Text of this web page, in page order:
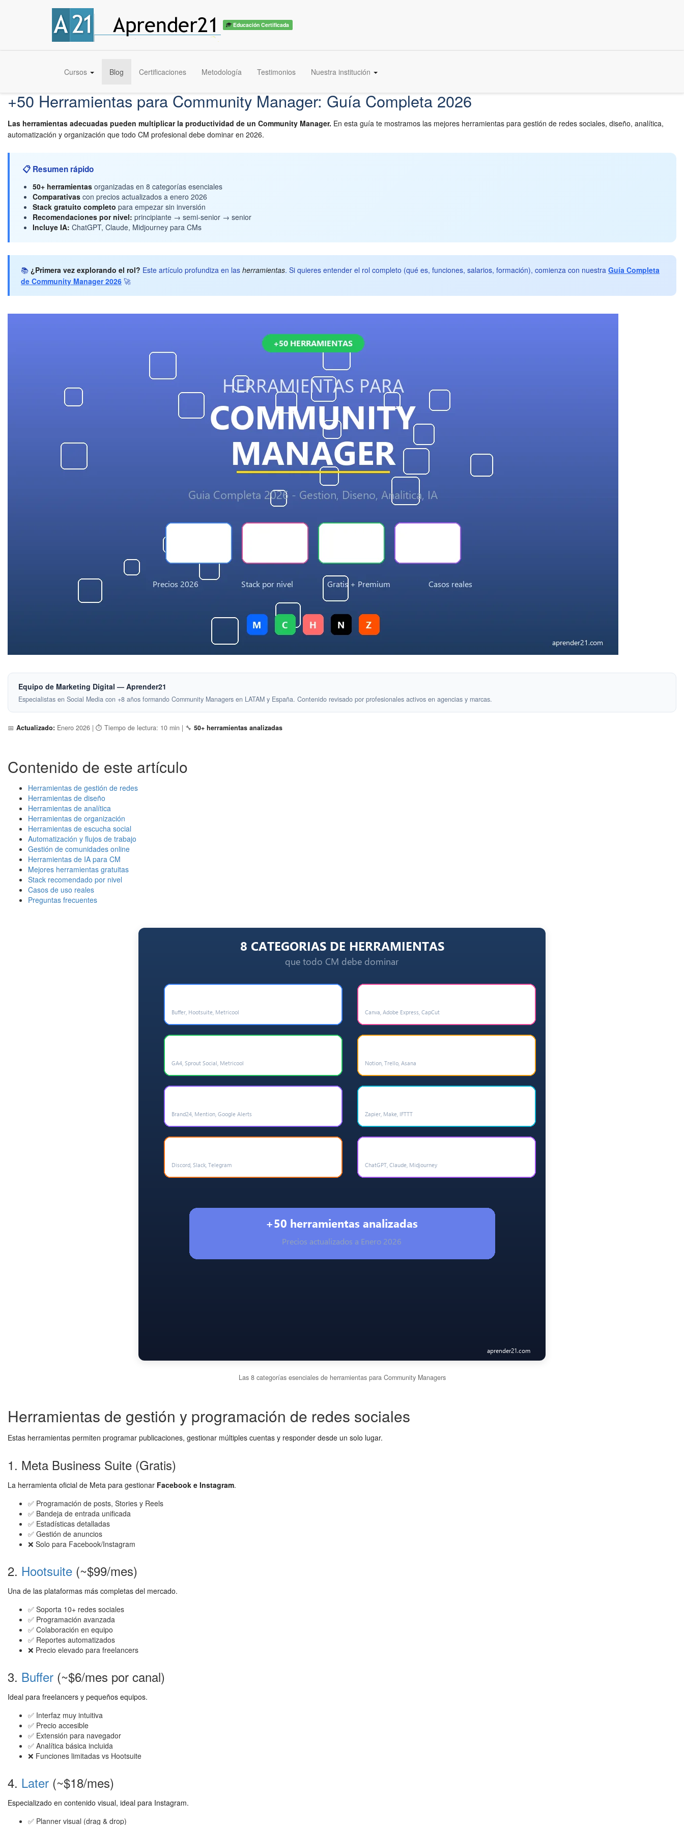
Educación Certificada
Cursos Blog Certificaciones Metodología Testimonios Nuestra institución
+50 Herramientas para Community Manager: Guía Completa 2026
Las herramientas adecuadas pueden multiplicar la productividad de un Community Manager. En esta guía te mostramos las mejores herramientas para gestión de redes sociales, diseño, analítica,
automatización y organización que todo CM profesional debe dominar en 2026.
📋 Resumen rápido
50+ herramientas organizadas en 8 categorías esenciales
Comparativas con precios actualizados a enero 2026
Stack gratuito completo para empezar sin inversión
Recomendaciones por nivel: principiante → semi-senior → senior
Incluye IA: ChatGPT, Claude, Midjourney para CMs
📚 ¿Primera vez explorando el rol? Este artículo profundiza en las herramientas. Si quieres entender el rol completo (qué es, funciones, salarios, formación), comienza con nuestra Guía Completa
de Community Manager 2026 🚀
Equipo de Marketing Digital — Aprender21
Especialistas en Social Media con +8 años formando Community Managers en LATAM y España. Contenido revisado por profesionales activos en agencias y marcas.
📅 Actualizado: Enero 2026 | ⏱️ Tiempo de lectura: 10 min | 🔧 50+ herramientas analizadas
Contenido de este artículo
Herramientas de gestión de redes
Herramientas de diseño
Herramientas de analítica
Herramientas de organización
Herramientas de escucha social
Automatización y flujos de trabajo
Gestión de comunidades online
Herramientas de IA para CM
Mejores herramientas gratuitas
Stack recomendado por nivel
Casos de uso reales
Preguntas frecuentes
Las 8 categorías esenciales de herramientas para Community Managers
Herramientas de gestión y programación de redes sociales
Estas herramientas permiten programar publicaciones, gestionar múltiples cuentas y responder desde un solo lugar.
1. Meta Business Suite (Gratis)
La herramienta oficial de Meta para gestionar Facebook e Instagram.
✅ Programación de posts, Stories y Reels
✅ Bandeja de entrada unificada
✅ Estadísticas detalladas
✅ Gestión de anuncios
❌ Solo para Facebook/Instagram
2. Hootsuite (~$99/mes)
Una de las plataformas más completas del mercado.
✅ Soporta 10+ redes sociales
✅ Programación avanzada
✅ Colaboración en equipo
✅ Reportes automatizados
❌ Precio elevado para freelancers
3. Buffer (~$6/mes por canal)
Ideal para freelancers y pequeños equipos.
✅ Interfaz muy intuitiva
✅ Precio accesible
✅ Extensión para navegador
✅ Analítica básica incluida
❌ Funciones limitadas vs Hootsuite
4. Later (~$18/mes)
Especializado en contenido visual, ideal para Instagram.
✅ Planner visual (drag & drop)